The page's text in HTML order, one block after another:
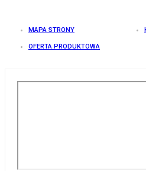
MAPA STRONY
OFERTA PRODUKTOWA